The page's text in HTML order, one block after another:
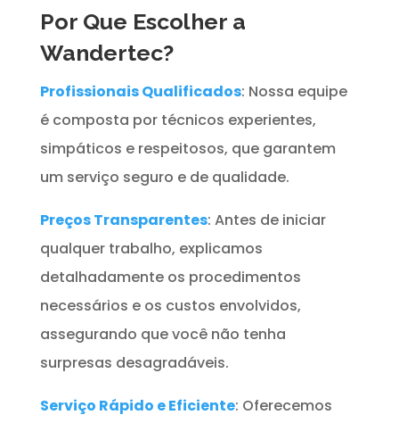
Por Que Escolher a
Wandertec?
Profissionais Qualificados: Nossa equipe
é composta por técnicos experientes,
simpáticos e respeitosos, que garantem
um serviço seguro e de qualidade.
Preços Transparentes: Antes de iniciar
qualquer trabalho, explicamos
detalhadamente os procedimentos
necessários e os custos envolvidos,
assegurando que você não tenha
surpresas desagradáveis.
Serviço Rápido e Eficiente: Oferecemos